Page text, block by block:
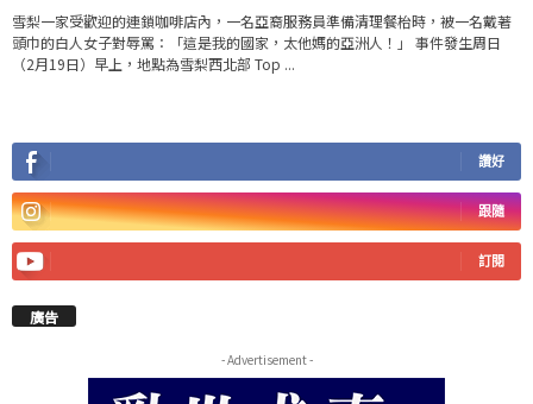
雪梨一家受歡迎的連鎖咖啡店內，一名亞裔服務員準備清理餐枱時，被一名戴著
頭巾的​​白人女子對辱罵：「這是我的國家，太他媽的亞洲人！」 事件發生周日
（2月19日）早上，地點為雪梨西北部 Top ...
讚好
跟隨
訂閱
廣告
- Advertisement -